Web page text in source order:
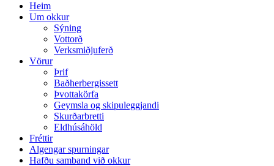
Heim
Um okkur
Sýning
Vottorð
Verksmiðjuferð
Vörur
Þrif
Baðherbergissett
Þvottakörfa
Geymsla og skipuleggjandi
Skurðarbretti
Eldhúsáhöld
Fréttir
Algengar spurningar
Hafðu samband við okkur